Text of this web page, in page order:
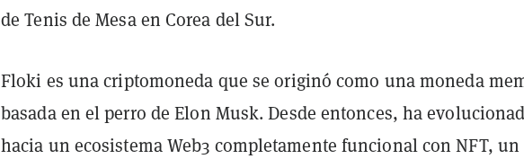
de Tenis de Mesa en Corea del Sur.
Floki es una criptomoneda que se originó como una moneda
basada en el perro de Elon Musk. Desde entonces, ha
hacia un ecosistema Web3 completamente funcional con NFT, un